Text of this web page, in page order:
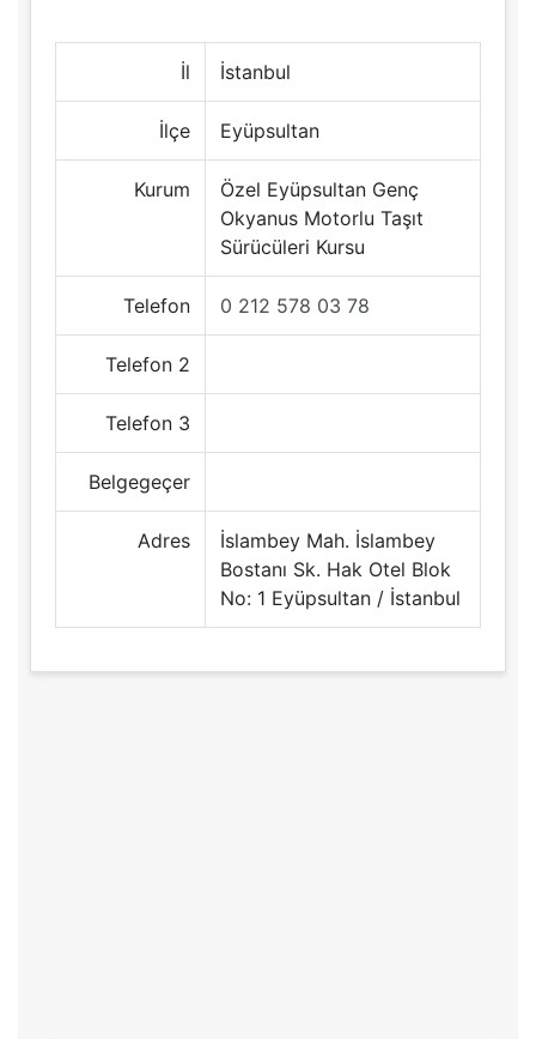
İl İstanbul
İlçe Eyüpsultan
Kurum
Özel Eyüpsultan Genç
Okyanus Motorlu Taşıt
Sürücüleri Kursu
Telefon 0 212 578 03 78
Telefon 2
Telefon 3
Belgegeçer
Adres
İslambey Mah. İslambey
Bostanı Sk. Hak Otel Blok
No: 1 Eyüpsultan / İstanbul